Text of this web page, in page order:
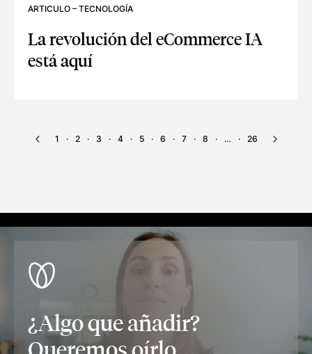
ARTICULO – TECNOLOGÍA
La revolución del eCommerce IA
está aquí
1 · 2 · 3 · 4 · 5 · 6 · 7 · 8 · … · 26
¿Algo que añadir?